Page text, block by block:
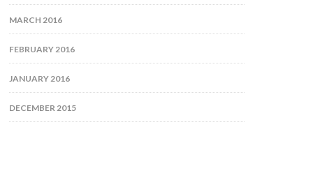
MARCH 2016
FEBRUARY 2016
JANUARY 2016
DECEMBER 2015